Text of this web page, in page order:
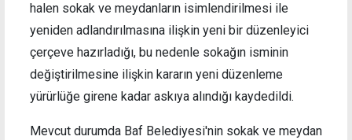
halen sokak ve meydanların isimlendirilmesi ile
yeniden adlandırılmasına ilişkin yeni bir düzenleyici
çerçeve hazırladığı, bu nedenle sokağın isminin
değiştirilmesine ilişkin kararın yeni düzenleme
yürürlüğe girene kadar askıya alındığı kaydedildi.
Mevcut durumda Baf Belediyesi'nin sokak ve meydan